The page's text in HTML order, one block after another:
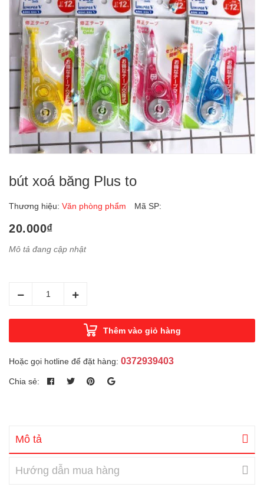
bút xoá băng Plus to
Thương hiệu: Văn phòng phẩm Mã SP:
20.000₫
Mô tả đang cập nhật
Thêm vào giỏ hàng
Hoặc gọi hotline để đặt hàng: 0372939403
Chia sẻ:
Mô tả
Hướng dẫn mua hàng